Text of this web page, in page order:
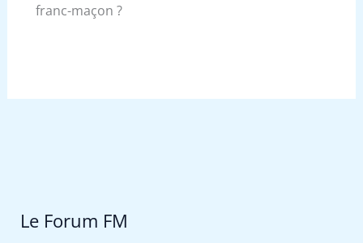
franc-maçon ?
Le Forum FM